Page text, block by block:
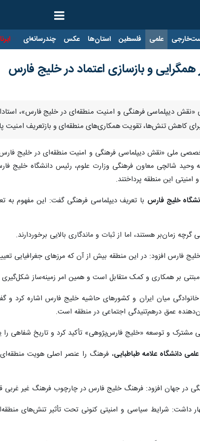
علمی فلسطین استان‌ها عکس چندرسانه‌ای ایرنا TV
و بازسازی اعتماد در خلیج فارس